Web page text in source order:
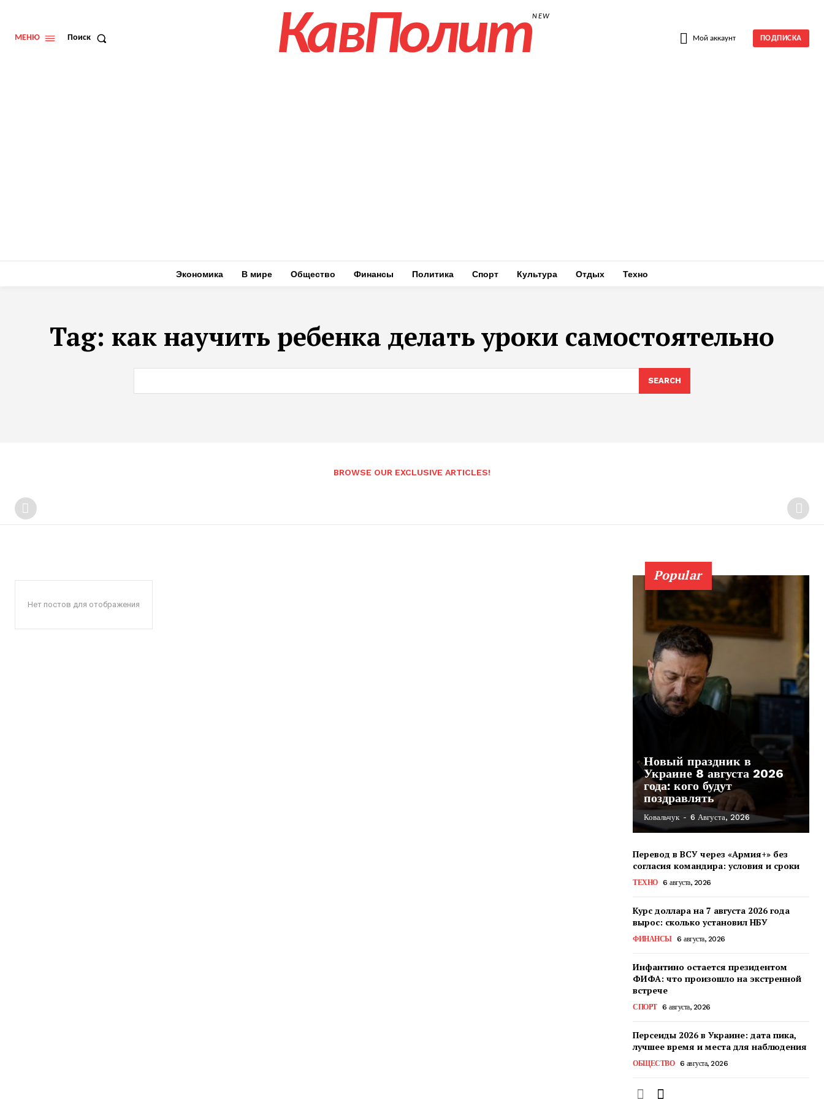
МЕНЮ Поиск КавПолитNEW
Мой аккаунт ПОДПИСКА
Экономика В мире Общество Финансы Политика Спорт Культура Отдых Техно
Tag: как научить ребенка делать уроки самостоятельно
SEARCH
BROWSE OUR EXCLUSIVE ARTICLES!
Нет постов для отображения
Popular
Новый праздник в
Украине 8 августа 2026
года: кого будут
поздравлять
Ковальчук - 6 Августа, 2026
Перевод в ВСУ через «Армия+» без
согласия командира: условия и сроки
ТЕХНО 6 августа, 2026
Курс доллара на 7 августа 2026 года
вырос: сколько установил НБУ
ФИНАНСЫ 6 августа, 2026
Инфантино остается президентом
ФИФА: что произошло на экстренной
встрече
СПОРТ 6 августа, 2026
Персеиды 2026 в Украине: дата пика,
лучшее время и места для наблюдения
ОБЩЕСТВО 6 августа, 2026